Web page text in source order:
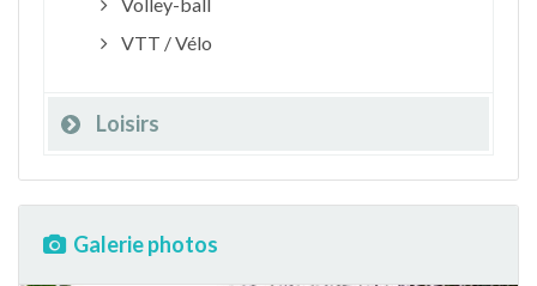
VTT / Vélo
Loisirs
Galerie photos